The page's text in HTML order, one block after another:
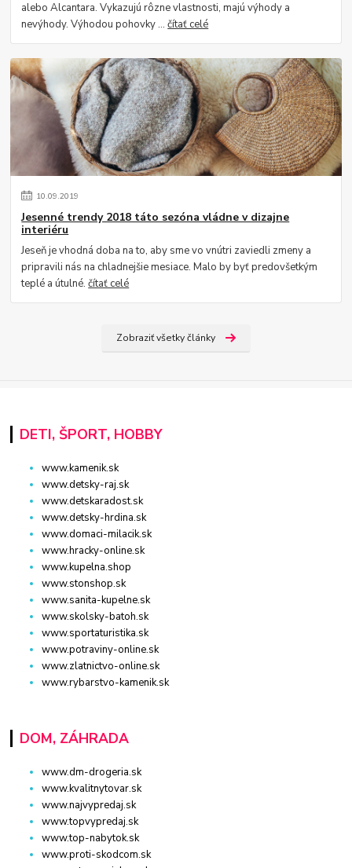
alebo Alcantara. Vykazujú rôzne vlastnosti, majú výhody a
nevýhody. Výhodou pohovky ...čítať celé
10.09.2019
Jesenné trendy 2018 táto sezóna vládne v dizajne
interiéru
Jeseň je vhodná doba na to, aby sme vo vnútri zaviedli zmeny a
pripravili nás na chladnejšie mesiace. Malo by byť predovšetkým
teplé a útulné.čítať celé
Zobraziť všetky články
DETI, ŠPORT, HOBBY
www.kamenik.sk
www.detsky-raj.sk
www.detskaradost.sk
www.detsky-hrdina.sk
www.domaci-milacik.sk
www.hracky-online.sk
www.kupelna.shop
www.stonshop.sk
www.sanita-kupelne.sk
www.skolsky-batoh.sk
www.sportaturistika.sk
www.potraviny-online.sk
www.zlatnictvo-online.sk
www.rybarstvo-kamenik.sk
DOM, ZÁHRADA
www.dm-drogeria.sk
www.kvalitnytovar.sk
www.najvypredaj.sk
www.topvypredaj.sk
www.top-nabytok.sk
www.proti-skodcom.sk